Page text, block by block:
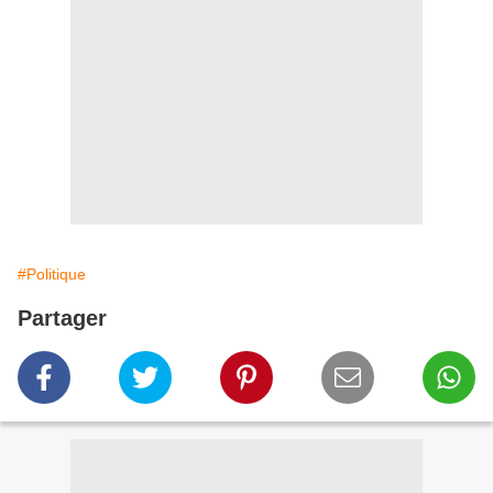
#Politique
Partager